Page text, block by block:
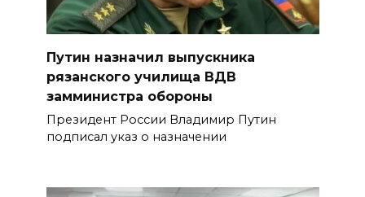
Путин назначил выпускника
рязанского училища ВДВ
замминистра обороны
Президент России Владимир Путин
подписал указ о назначении